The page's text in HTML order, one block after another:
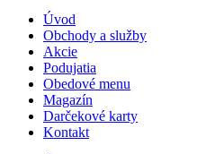
Úvod
Obchody a služby
Akcie
Podujatia
Obedové menu
Magazín
Darčekové karty
Kontakt